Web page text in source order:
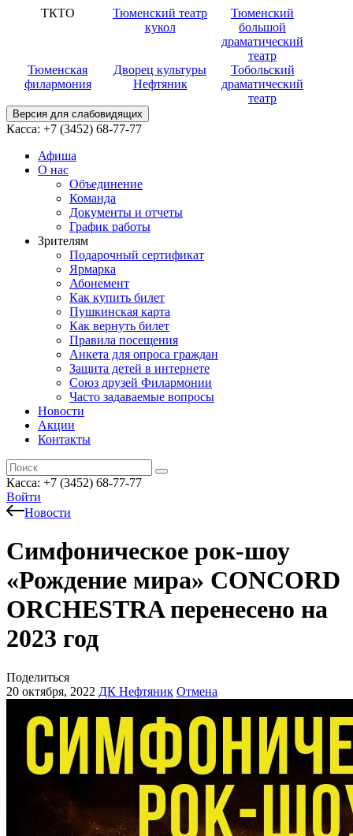
ТКТО
Тюменский театр
кукол
Тюменский
большой
драматический
театр
Тюменская
филармония
Дворец культуры
Нефтяник
Тобольский
драматический
театр
Версия для слабовидящих
Касса: +7 (3452) 68-77-77
Афиша
О нас
Объединение
Команда
Документы и отчеты
График работы
Зрителям
Подарочный сертификат
Ярмарка
Абонемент
Как купить билет
Пушкинская карта
Как вернуть билет
Правила посещения
Анкета для опроса граждан
Защита детей в интернете
Союз друзей Филармонии
Часто задаваемые вопросы
Новости
Акции
Контакты
Касса: +7 (3452) 68-77-77
Войти
Новости
Симфоническое рок-шоу
«Рождение мира» CONCORD
ORCHESTRA перенесено на
2023 год
Поделиться
20 октября, 2022 ДК Нефтяник Отмена